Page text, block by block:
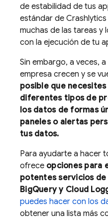
de estabilidad de tus
estándar de Crashlytics
muchas de las tareas y
con la ejecución de tu
Sin embargo, a veces,
empresa crecen y se
posible que
diferentes tipos de
los datos de formas
paneles o alertas
tus datos.
Para ayudarte a hacer
ofrece opciones para
potentes servicios de
BigQueryy Cloud
puedes hacer con los
obtener una lista más